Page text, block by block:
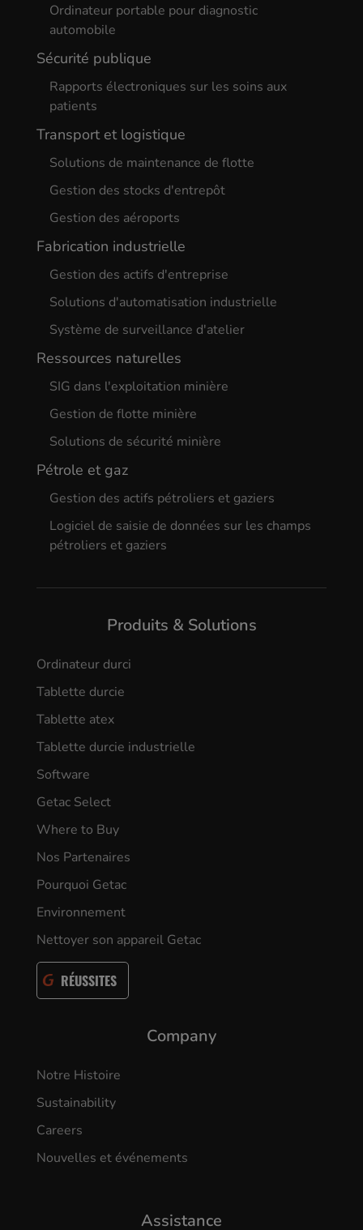
Ordinateur portable pour diagnostic
automobile
Sécurité publique
Rapports électroniques sur les soins aux
patients
Transport et logistique
Solutions de maintenance de flotte
Gestion des stocks d'entrepôt
Gestion des aéroports
Fabrication industrielle
Gestion des actifs d'entreprise
Solutions d'automatisation industrielle
Système de surveillance d'atelier
Ressources naturelles
SIG dans l'exploitation minière
Gestion de flotte minière
Solutions de sécurité minière
Pétrole et gaz
Gestion des actifs pétroliers et gaziers
Logiciel de saisie de données sur les champs
pétroliers et gaziers
Produits & Solutions
Ordinateur durci
Tablette durcie
Tablette atex
Tablette durcie industrielle
Software
Getac Select
Where to Buy
Nos Partenaires
Pourquoi Getac
Environnement
Nettoyer son appareil Getac
RÉUSSITES
Company
Notre Histoire
Sustainability
Careers
Nouvelles et événements
Assistance